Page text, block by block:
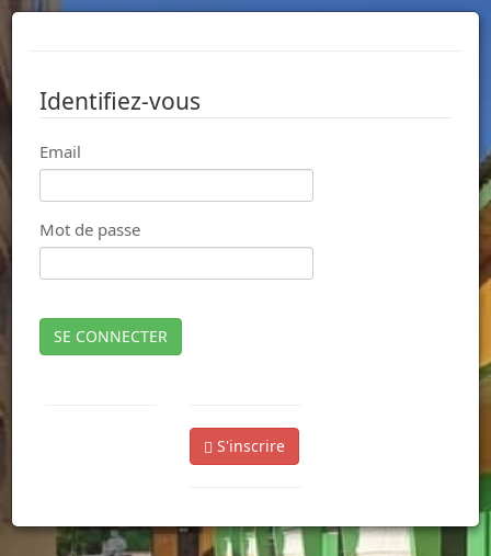
Identifiez-vous
Email
Mot de passe
SE CONNECTER
S'inscrire